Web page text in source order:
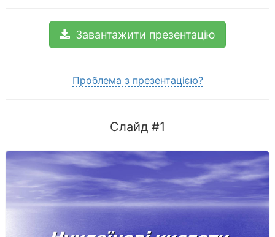
Завантажити презентацію
Проблема з презентацією?
Слайд #1